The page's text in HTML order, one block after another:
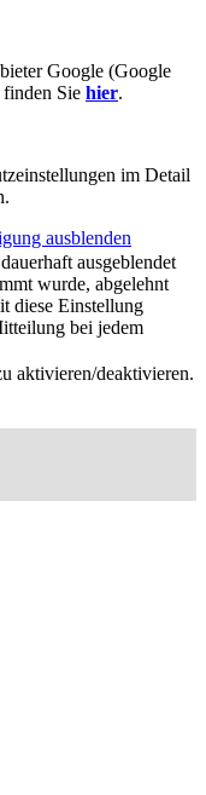
Google (Google
finden Sie hier.
im Detail
ausblenden
ausgeblendet
wurde, abgelehnt
diese Einstellung
bei jedem
aktivieren/deaktivieren.